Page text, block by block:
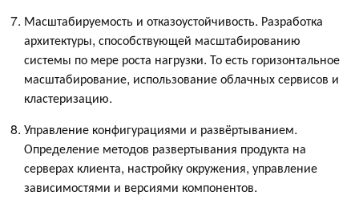
Масштабируемость и отказоустойчивость. Разработка
архитектуры, способствующей масштабированию
системы по мере роста нагрузки. То есть горизонтальное
масштабирование, использование облачных сервисов и
кластеризацию.
Управление конфигурациями и развёртыванием.
Определение методов развертывания продукта на
серверах клиента, настройку окружения, управление
зависимостями и версиями компонентов.